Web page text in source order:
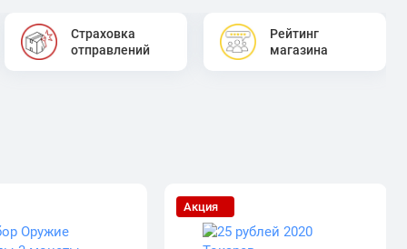
Страховка
отправлений
Рейтинг
магазина
Акция